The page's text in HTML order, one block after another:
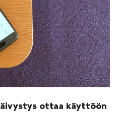
ottaa käyttöön